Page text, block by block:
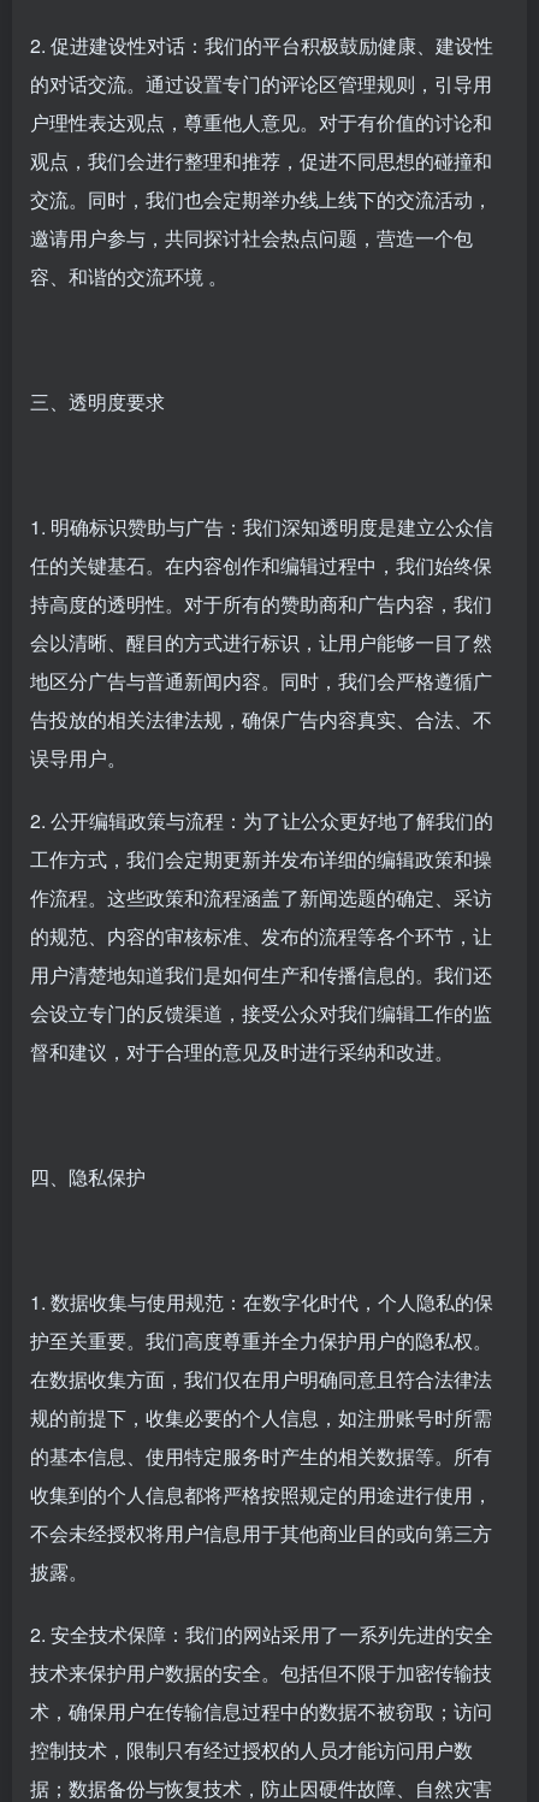
2. 促进建设性对话：我们的平台积极鼓励健康、建设性
的对话交流。通过设置专门的评论区管理规则，引导用
户理性表达观点，尊重他人意见。对于有价值的讨论和
观点，我们会进行整理和推荐，促进不同思想的碰撞和
交流。同时，我们也会定期举办线上线下的交流活动，
邀请用户参与，共同探讨社会热点问题，营造一个包
容、和谐的交流环境 。
三、透明度要求
1. 明确标识赞助与广告：我们深知透明度是建立公众信
任的关键基石。在内容创作和编辑过程中，我们始终保
持高度的透明性。对于所有的赞助商和广告内容，我们
会以清晰、醒目的方式进行标识，让用户能够一目了然
地区分广告与普通新闻内容。同时，我们会严格遵循广
告投放的相关法律法规，确保广告内容真实、合法、不
误导用户。
2. 公开编辑政策与流程：为了让公众更好地了解我们的
工作方式，我们会定期更新并发布详细的编辑政策和操
作流程。这些政策和流程涵盖了新闻选题的确定、采访
的规范、内容的审核标准、发布的流程等各个环节，让
用户清楚地知道我们是如何生产和传播信息的。我们还
会设立专门的反馈渠道，接受公众对我们编辑工作的监
督和建议，对于合理的意见及时进行采纳和改进。
四、隐私保护
1. 数据收集与使用规范：在数字化时代，个人隐私的保
护至关重要。我们高度尊重并全力保护用户的隐私权。
在数据收集方面，我们仅在用户明确同意且符合法律法
规的前提下，收集必要的个人信息，如注册账号时所需
的基本信息、使用特定服务时产生的相关数据等。所有
收集到的个人信息都将严格按照规定的用途进行使用，
不会未经授权将用户信息用于其他商业目的或向第三方
披露。
2. 安全技术保障：我们的网站采用了一系列先进的安全
技术来保护用户数据的安全。包括但不限于加密传输技
术，确保用户在传输信息过程中的数据不被窃取；访问
控制技术，限制只有经过授权的人员才能访问用户数
据；数据备份与恢复技术，防止因硬件故障、自然灾害